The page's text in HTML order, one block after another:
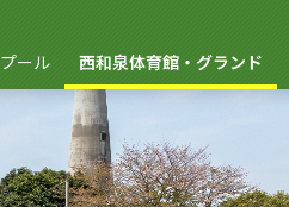
ール 西和泉体育館・グランド